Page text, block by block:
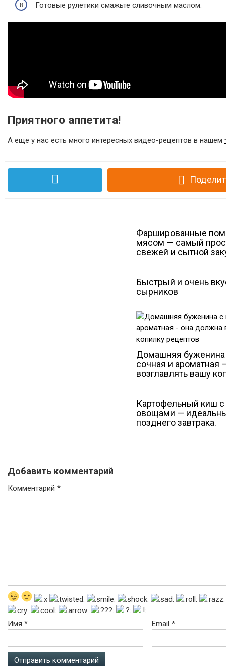
Готовые рулетики смажьте сливочным маслом.
Приятного аппетита!
А еще у нас есть много интересных видео-рецептов в нашем
Фаршированные
мясом — самый
свежей и сытной
Быстрый и очень
сырников
Домашняя буженина
сочная и ароматная
возглавлять вашу
Картофельный киш
овощами —
позднего завтрака.
Добавить комментарий
Комментарий *
Имя * Email *